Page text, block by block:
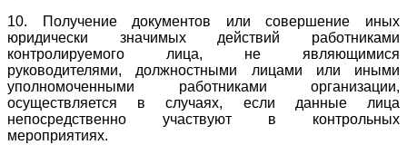
10. Получение документов или совершение иных
юридически значимых действий работниками
контролируемого лица, не являющимися
руководителями, должностными лицами или иными
уполномоченными работниками организации,
осуществляется в случаях, если данные лица
непосредственно участвуют в контрольных
мероприятиях.